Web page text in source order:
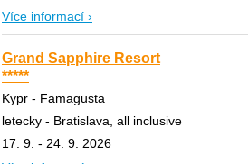
Více informací ›
Grand Sapphire Resort
*****
Kypr - Famagusta
letecky - Bratislava, all inclusive
17. 9. - 24. 9. 2026